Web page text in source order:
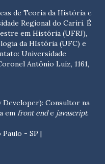
de Teoria da História e
Regional do Cariri. É
em História (UFRJ),
da HIstória (UFC) e
Universidade
Antônio Luíz, 1161,
Developer): Consultor na
em front ende javascript.
Paulo - SP |